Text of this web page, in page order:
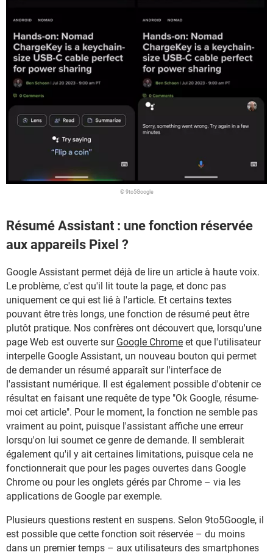
© 9to5Google
Résumé Assistant : une fonction réservée
aux appareils Pixel ?
Google Assistant permet déjà de lire un article à haute voix.
Le problème, c'est qu'il lit toute la page, et donc pas
uniquement ce qui est lié à l'article. Et certains textes
pouvant être très longs, une fonction de résumé peut être
plutôt pratique. Nos confrères ont découvert que, lorsqu'une
page Web est ouverte sur Google Chrome et que l'utilisateur
interpelle Google Assistant, un nouveau bouton qui permet
de demander un résumé apparaît sur l'interface de
l'assistant numérique. Il est également possible d'obtenir ce
résultat en faisant une requête de type "Ok Google, résume-
moi cet article". Pour le moment, la fonction ne semble pas
vraiment au point, puisque l'assistant affiche une erreur
lorsqu'on lui soumet ce genre de demande. Il semblerait
également qu'il y ait certaines limitations, puisque cela ne
fonctionnerait que pour les pages ouvertes dans Google
Chrome ou pour les onglets gérés par Chrome – via les
applications de Google par exemple.
Plusieurs questions restent en suspens. Selon 9to5Google, il
est possible que cette fonction soit réservée – du moins
dans un premier temps – aux utilisateurs des smartphones